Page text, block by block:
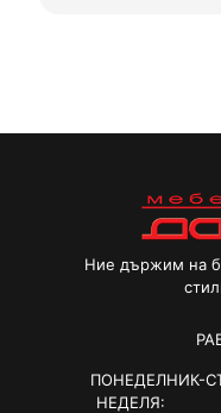
Ние държим на
ПОНЕДЕЛНИК-